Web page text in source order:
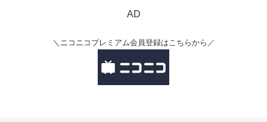
AD
＼ニコニコプレミアム会員登録はこちらから／